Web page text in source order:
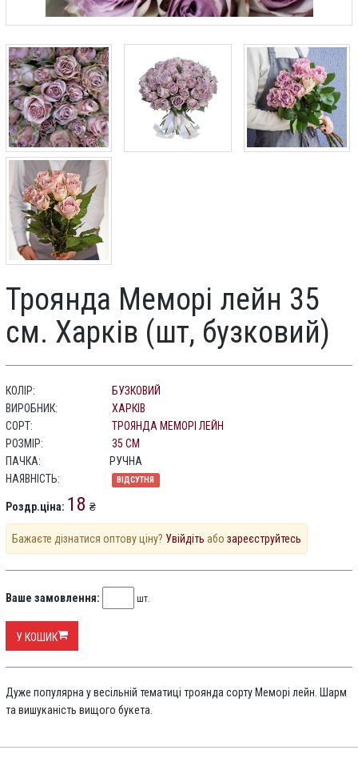
Троянда Меморі лейн 35
см. Харків (шт, бузковий)
КОЛІР:
БУЗКОВИЙ
ВИРОБНИК:
ХАРКІВ
СОРТ:
ТРОЯНДА МЕМОРІ ЛЕЙН
РОЗМІР:
35 СМ
ПАЧКА:
РУЧНА
НАЯВНІСТЬ:
ВІДСУТНЯ
Роздр.ціна: 18 ₴
Бажаєте дізнатися оптову ціну? Увійдіть або зареєструйтесь
Ваше замовлення: шт.
У КОШИК
Дуже популярна у весільній тематиці троянда сорту Меморі лейн. Шарм
та вишуканість вищого букета.